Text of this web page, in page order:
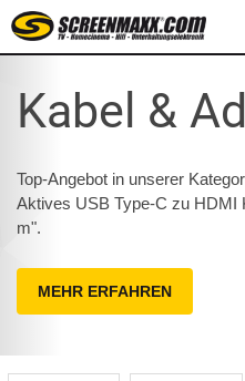
Kabel &
Top-Angebot in unserer
Aktives USB Type-C zu HDMI
m".
MEHR ERFAHREN